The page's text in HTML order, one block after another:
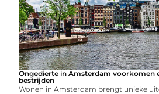
Ongedierte in Amsterdam voorkomen
bestrijden
Wonen in Amsterdam brengt unieke